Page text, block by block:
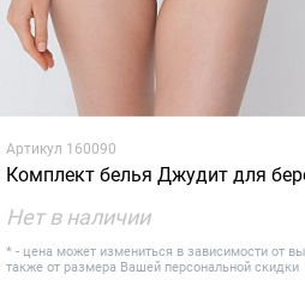
Артикул 160090
Комплект белья Джудит для
Нет в наличии
* - цена может измениться в зависимости от
также от размера Вашей персональной скидки